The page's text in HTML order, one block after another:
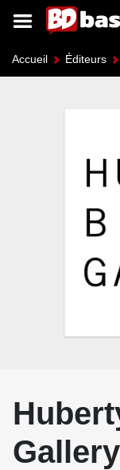
Accueil Éditeurs
Gallery